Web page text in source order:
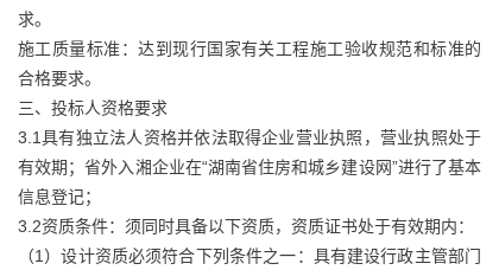
求。
施工质量标准：达到现行国家有关工程施工验收规范和标准的
合格要求。
三、投标人资格要求
3.1具有独立法人资格并依法取得企业营业执照，营业执照处于
有效期；省外入湘企业在“湖南省住房和城乡建设网”进行了基本
信息登记；
3.2资质条件：须同时具备以下资质，资质证书处于有效期内：
（1）设计资质必须符合下列条件之一：具有建设行政主管部门